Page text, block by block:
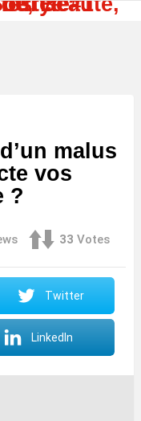
malus
vos
?
33 Votes
Twitter
LinkedIn